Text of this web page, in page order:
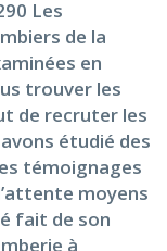
Les
de la
en
trouver les
de recruter les
étudié des
témoignages
moyens
fait de son
à